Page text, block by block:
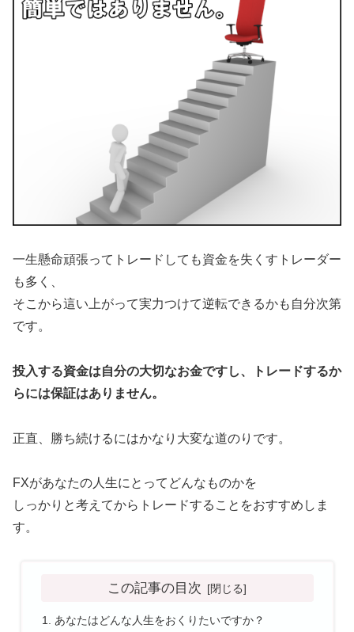
一生懸命頑張ってトレードしても資金を失くすトレーダー
も多く、
そこから這い上がって実力つけて逆転できるかも自分次第
です。
投入する資金は自分の大切なお金ですし、トレードするか
らには保証はありません。
正直、勝ち続けるにはかなり大変な道のりです。
FXがあなたの人生にとってどんなものかを
しっかりと考えてからトレードすることをおすすめしま
す。
この記事の目次
あなたはどんな人生をおくりたいですか？